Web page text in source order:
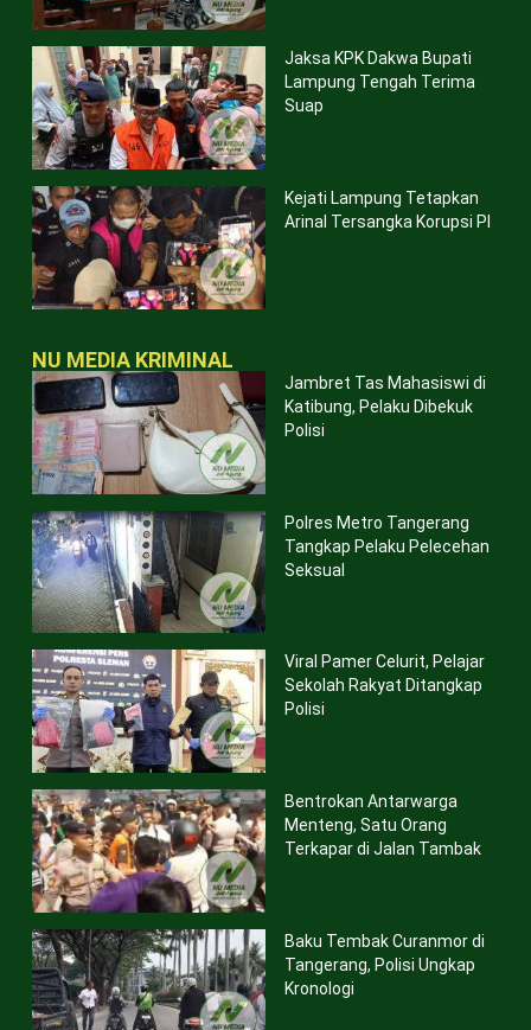
Jaksa KPK Dakwa Bupati
Lampung Tengah Terima
Suap
Kejati Lampung Tetapkan
Arinal Tersangka Korupsi PI
NU MEDIA KRIMINAL
Jambret Tas Mahasiswi di
Katibung, Pelaku Dibekuk
Polisi
Polres Metro Tangerang
Tangkap Pelaku Pelecehan
Seksual
Viral Pamer Celurit, Pelajar
Sekolah Rakyat Ditangkap
Polisi
Bentrokan Antarwarga
Menteng, Satu Orang
Terkapar di Jalan Tambak
Baku Tembak Curanmor di
Tangerang, Polisi Ungkap
Kronologi